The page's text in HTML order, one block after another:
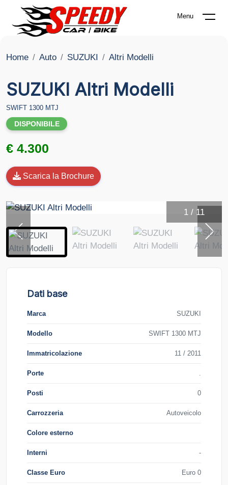
Menu
Home Auto SUZUKI Altri Modelli
SUZUKI Altri Modelli
SWIFT 1300 MTJ
DISPONIBILE
€ 4.300
Scarica la Brochure
1 / 11
Dati base
Marca SUZUKI
Modello SWIFT 1300 MTJ
Immatricolazione 11 / 2011
Porte .
Posti 0
Carrozzeria Autoveicolo
Colore esterno
Interni -
Classe Euro Euro 0